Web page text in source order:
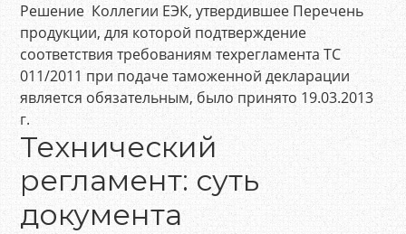
Решение Коллегии ЕЭК, утвердившее Перечень
продукции, для которой подтверждение
соответствия требованиям техрегламента ТС
011/2011 при подаче таможенной декларации
является обязательным, было принято 19.03.2013
г.
Технический
регламент: суть
документа